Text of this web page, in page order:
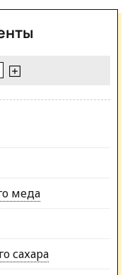
меда
сахара